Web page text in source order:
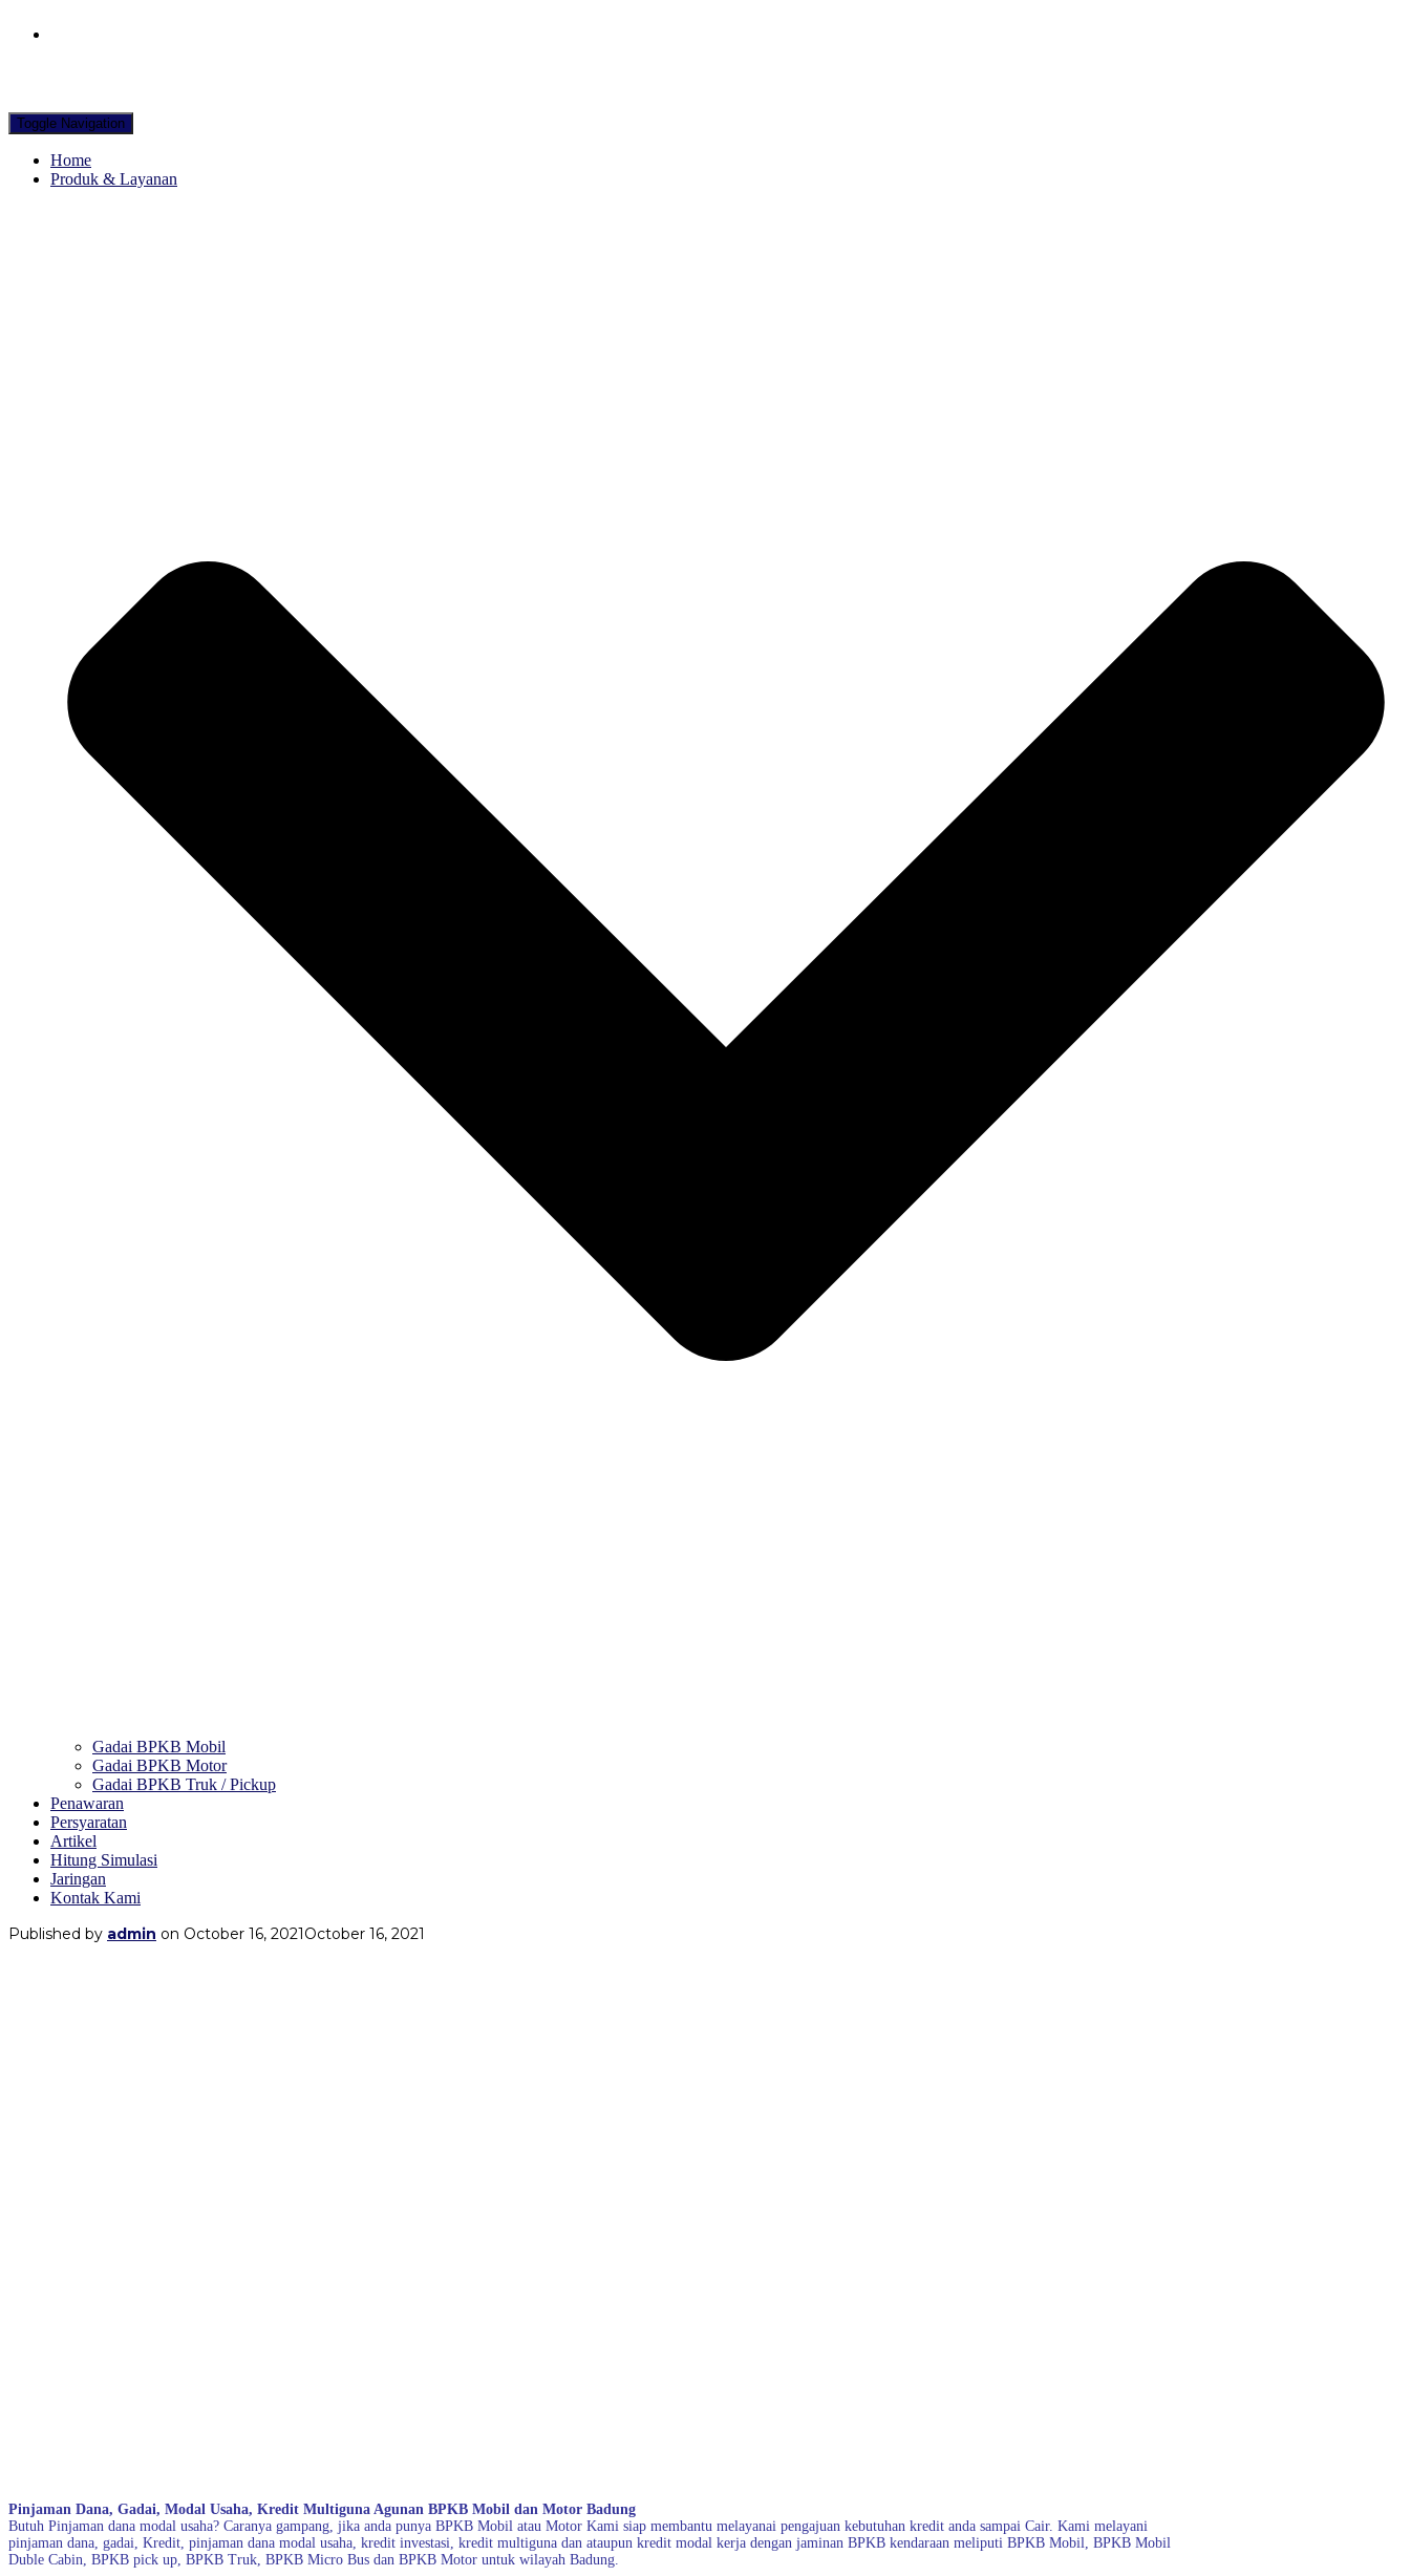
Toggle Navigation
Home
Produk & Layanan
Gadai BPKB Mobil
Gadai BPKB Motor
Gadai BPKB Truk / Pickup
Penawaran
Persyaratan
Artikel
Hitung Simulasi
Jaringan
Kontak Kami
Published by admin on October 16, 2021October 16, 2021
Pinjaman Dana, Gadai, Modal Usaha, Kredit Multiguna Agunan BPKB Mobil dan Motor Badung
Butuh Pinjaman dana modal usaha? Caranya gampang, jika anda punya BPKB Mobil atau Motor Kami siap membantu melayanai pengajuan kebutuhan kredit anda sampai Cair. Kami melayani
pinjaman dana, gadai, Kredit, pinjaman dana modal usaha, kredit investasi, kredit multiguna dan ataupun kredit modal kerja dengan jaminan BPKB kendaraan meliputi BPKB Mobil, BPKB Mobil
Duble Cabin, BPKB pick up, BPKB Truk, BPKB Micro Bus dan BPKB Motor untuk wilayah Badung.